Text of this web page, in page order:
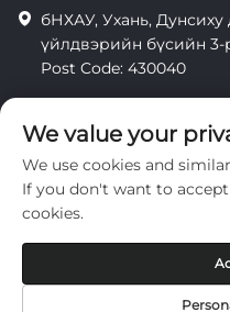
бНХАУ, Ухань,
үйлдвэрийн бүсийн 3-
Post Code: 430040
8618971664820
[email protected]
We value your
We use cookies and
If you don't want to
cookies.